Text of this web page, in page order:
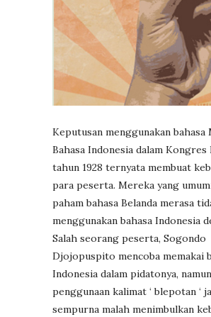
Keputusan menggunakan bahasa
Bahasa Indonesia dalam Kongres
tahun 1928 ternyata membuat
para peserta. Mereka yang
paham bahasa Belanda merasa
menggunakan bahasa Indonesia
Salah seorang peserta, Sogondo
Djojopuspito mencoba memakai
Indonesia dalam pidatonya, namun
penggunaan kalimat ‘ blepotan ‘
sempurna malah menimbulkan